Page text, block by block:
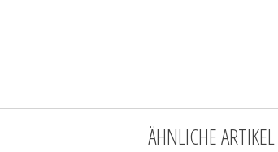
ÄHNLICHE ARTIKEL